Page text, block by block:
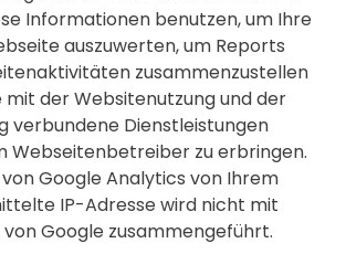
Informationen benutzen, um Ihre
auszuwerten, um Reports
zusammenzustellen
der Websitenutzung und der
verbundene Dienstleistungen
Webseitenbetreiber zu erbringen.
Google Analytics von Ihrem
IP-Adresse wird nicht mit
Google zusammengeführt.